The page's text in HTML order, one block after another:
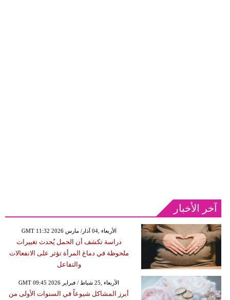
آخر الأخبار
GMT 11:32 2026 الأربعاء ,04 آذار/ مارس
دراسة تكشف أن الحمل يُحدث تغييرات
ملحوظة في دماغ المرأة تؤثر على الانفعالات
والتفاعل
GMT 09:45 2026 الأربعاء ,25 شباط / فبراير
أبرز المشاكل شيوعاً في السنوات الأولى من